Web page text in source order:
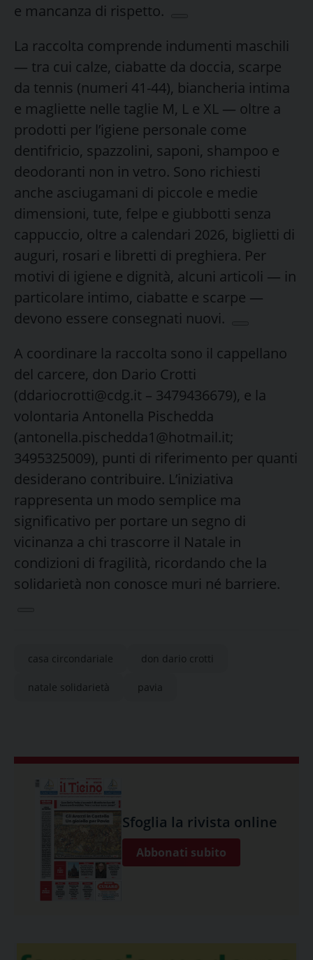
e mancanza di rispetto.
La raccolta comprende indumenti maschili
— tra cui calze, ciabatte da doccia, scarpe
da tennis (numeri 41-44), biancheria intima
e magliette nelle taglie M, L e XL — oltre a
prodotti per l’igiene personale come
dentifricio, spazzolini, saponi, shampoo e
deodoranti non in vetro. Sono richiesti
anche asciugamani di piccole e medie
dimensioni, tute, felpe e giubbotti senza
cappuccio, oltre a calendari 2026, biglietti di
auguri, rosari e libretti di preghiera. Per
motivi di igiene e dignità, alcuni articoli — in
particolare intimo, ciabatte e scarpe —
devono essere consegnati nuovi.
A coordinare la raccolta sono il cappellano
del carcere, don Dario Crotti
(ddariocrotti@cdg.it – 3479436679), e la
volontaria Antonella Pischedda
(antonella.pischedda1@hotmail.it;
3495325009), punti di riferimento per quanti
desiderano contribuire. L’iniziativa
rappresenta un modo semplice ma
significativo per portare un segno di
vicinanza a chi trascorre il Natale in
condizioni di fragilità, ricordando che la
solidarietà non conosce muri né barriere.
casa circondariale don dario crotti
natale solidarietà pavia
Sfoglia la rivista online
Abbonati subito